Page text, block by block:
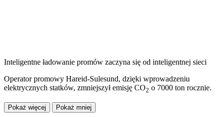
Inteligentne ładowanie promów zaczyna się od inteligentnej sieci
Operator promowy Hareid-Sulesund, dzięki wprowadzeniu
elektrycznych statków, zmniejszył emisję CO2 o 7000 ton rocznie.
Pokaż więcej Pokaż mniej